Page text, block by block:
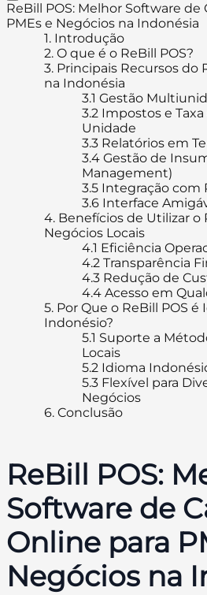
ReBill POS: Melhor Software de
PMEs e Negócios na Indonésia
1. Introdução
2. O que é o ReBill POS?
3. Principais Recursos do
na Indonésia
3.1 Gestão
3.2 Impostos e
Unidade
3.3 Relatórios em
3.4 Gestão de
Management)
3.5 Integração com
3.6 Interface
4. Benefícios de Utilizar o
Negócios Locais
4.1 Eficiência
4.2 Transparência
4.3 Redução de
4.4 Acesso em
5. Por Que o ReBill POS é
Indonésio?
5.1 Suporte a
Locais
5.2 Idioma
5.3 Flexível para
Negócios
6. Conclusão
ReBill POS:
Software de
Online para
Negócios na